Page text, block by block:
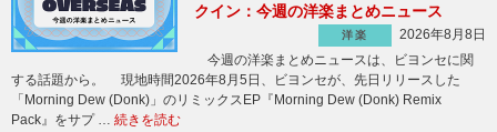
クイン：今週の洋楽まとめニュース
洋楽
2026年8月8日
今週の洋楽まとめニュースは、ビヨンセに関
する話題から。 現地時間2026年8月5日、ビヨンセが、先日リリースした
「Morning Dew (Donk)」のリミックスEP『Morning Dew (Donk) Remix
Pack』をサプ … 続きを読む